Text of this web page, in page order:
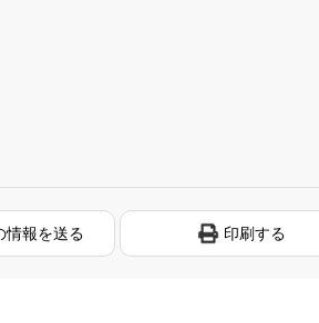
情報を送る 印刷する